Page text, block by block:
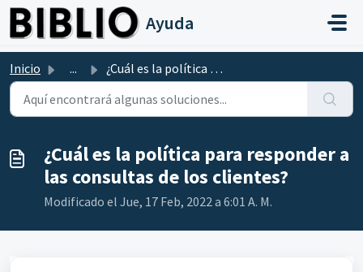
Saltar al contenido principal
Ayuda
Inicio ... ¿Cuál es la política para responder a las consultas de lo...
¿Cuál es la política para responder a
las consultas de los clientes?
Modificado el Jue, 17 Feb, 2022 a 6:01 A. M.